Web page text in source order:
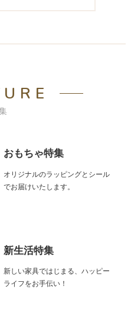
おもちゃ特集
オリジナルのラッピングとシール
でお届けいたします。
新生活特集
新しい家具ではじまる、ハッピー
ライフをお手伝い！